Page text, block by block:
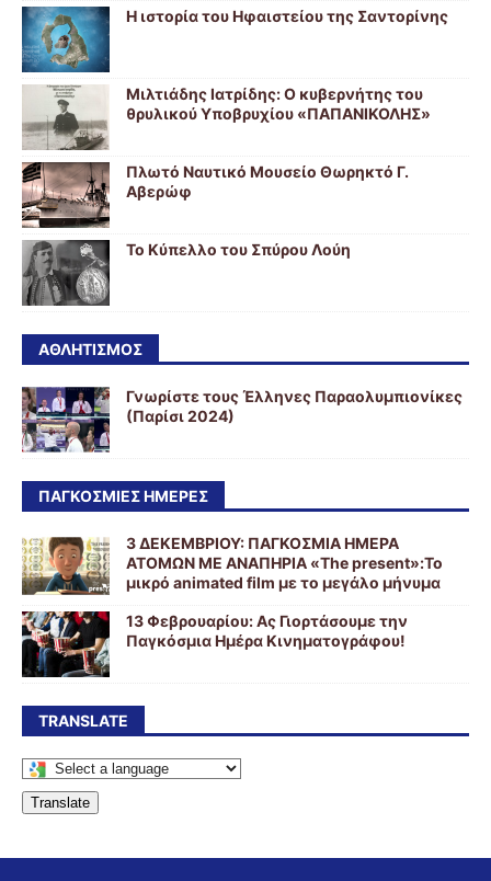
Η ιστορία του Ηφαιστείου της Σαντορίνης
Μιλτιάδης Ιατρίδης: Ο κυβερνήτης του
θρυλικού Υποβρυχίου «ΠΑΠΑΝΙΚΟΛΗΣ»
Πλωτό Ναυτικό Μουσείο Θωρηκτό Γ.
Αβερώφ
Το Κύπελλο του Σπύρου Λούη
ΑΘΛΗΤΙΣΜΟΣ
Γνωρίστε τους Έλληνες Παραολυμπιονίκες
(Παρίσι 2024)
ΠΑΓΚΟΣΜΙΕΣ ΗΜΕΡΕΣ
3 ΔΕΚΕΜΒΡΙΟΥ: ΠΑΓΚΟΣΜΙΑ ΗΜΕΡΑ
ΑΤΟΜΩΝ ΜΕ ΑΝΑΠΗΡΙΑ «The present»:Το
μικρό animated film με το μεγάλο μήνυμα
13 Φεβρουαρίου: Ας Γιορτάσουμε την
Παγκόσμια Ημέρα Κινηματογράφου!
TRANSLATE
Translate